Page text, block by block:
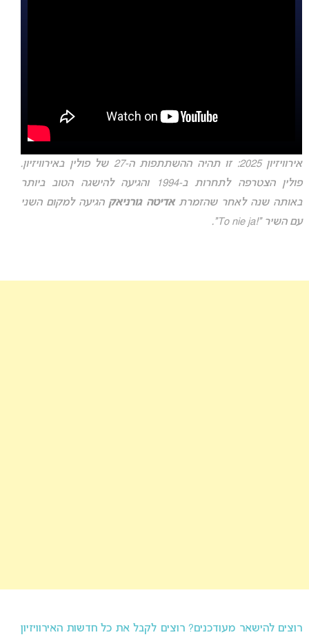
אירוויזיון 2025: זו תהיה ההשתתפות ה-27 של פולין באירוויזיון.
פולין הצטרפה לתחרות ב-1994 והגיעה להישגה הטוב ביותר
באותה שנה לאחר שהזמרת אדיטה גורניאקהגיעה למקום השני
עם השיר “!To nie ja”.
רוצים להישאר מעודכנים? רוצים לקבל את כל חדשות האירוויזיון